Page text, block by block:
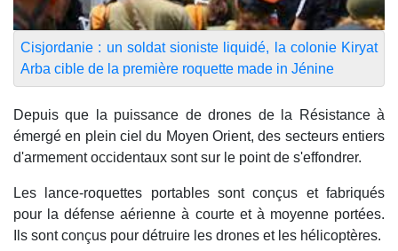
Cisjordanie : un soldat sioniste liquidé, la colonie Kiryat
Arba cible de la première roquette made in Jénine
Depuis que la puissance de drones de la Résistance à
émergé en plein ciel du Moyen Orient, des secteurs entiers
d'armement occidentaux sont sur le point de s'effondrer.
Les lance-roquettes portables sont conçus et fabriqués
pour la défense aérienne à courte et à moyenne portées.
Ils sont conçus pour détruire les drones et les hélicoptères.